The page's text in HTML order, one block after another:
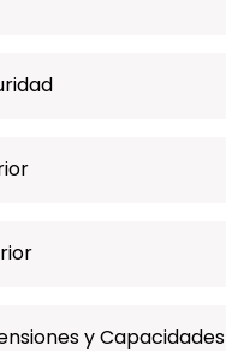
y Capacidades